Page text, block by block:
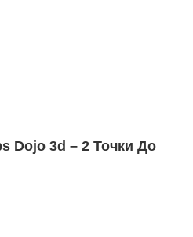
Dojo 3d – 2 Точки До